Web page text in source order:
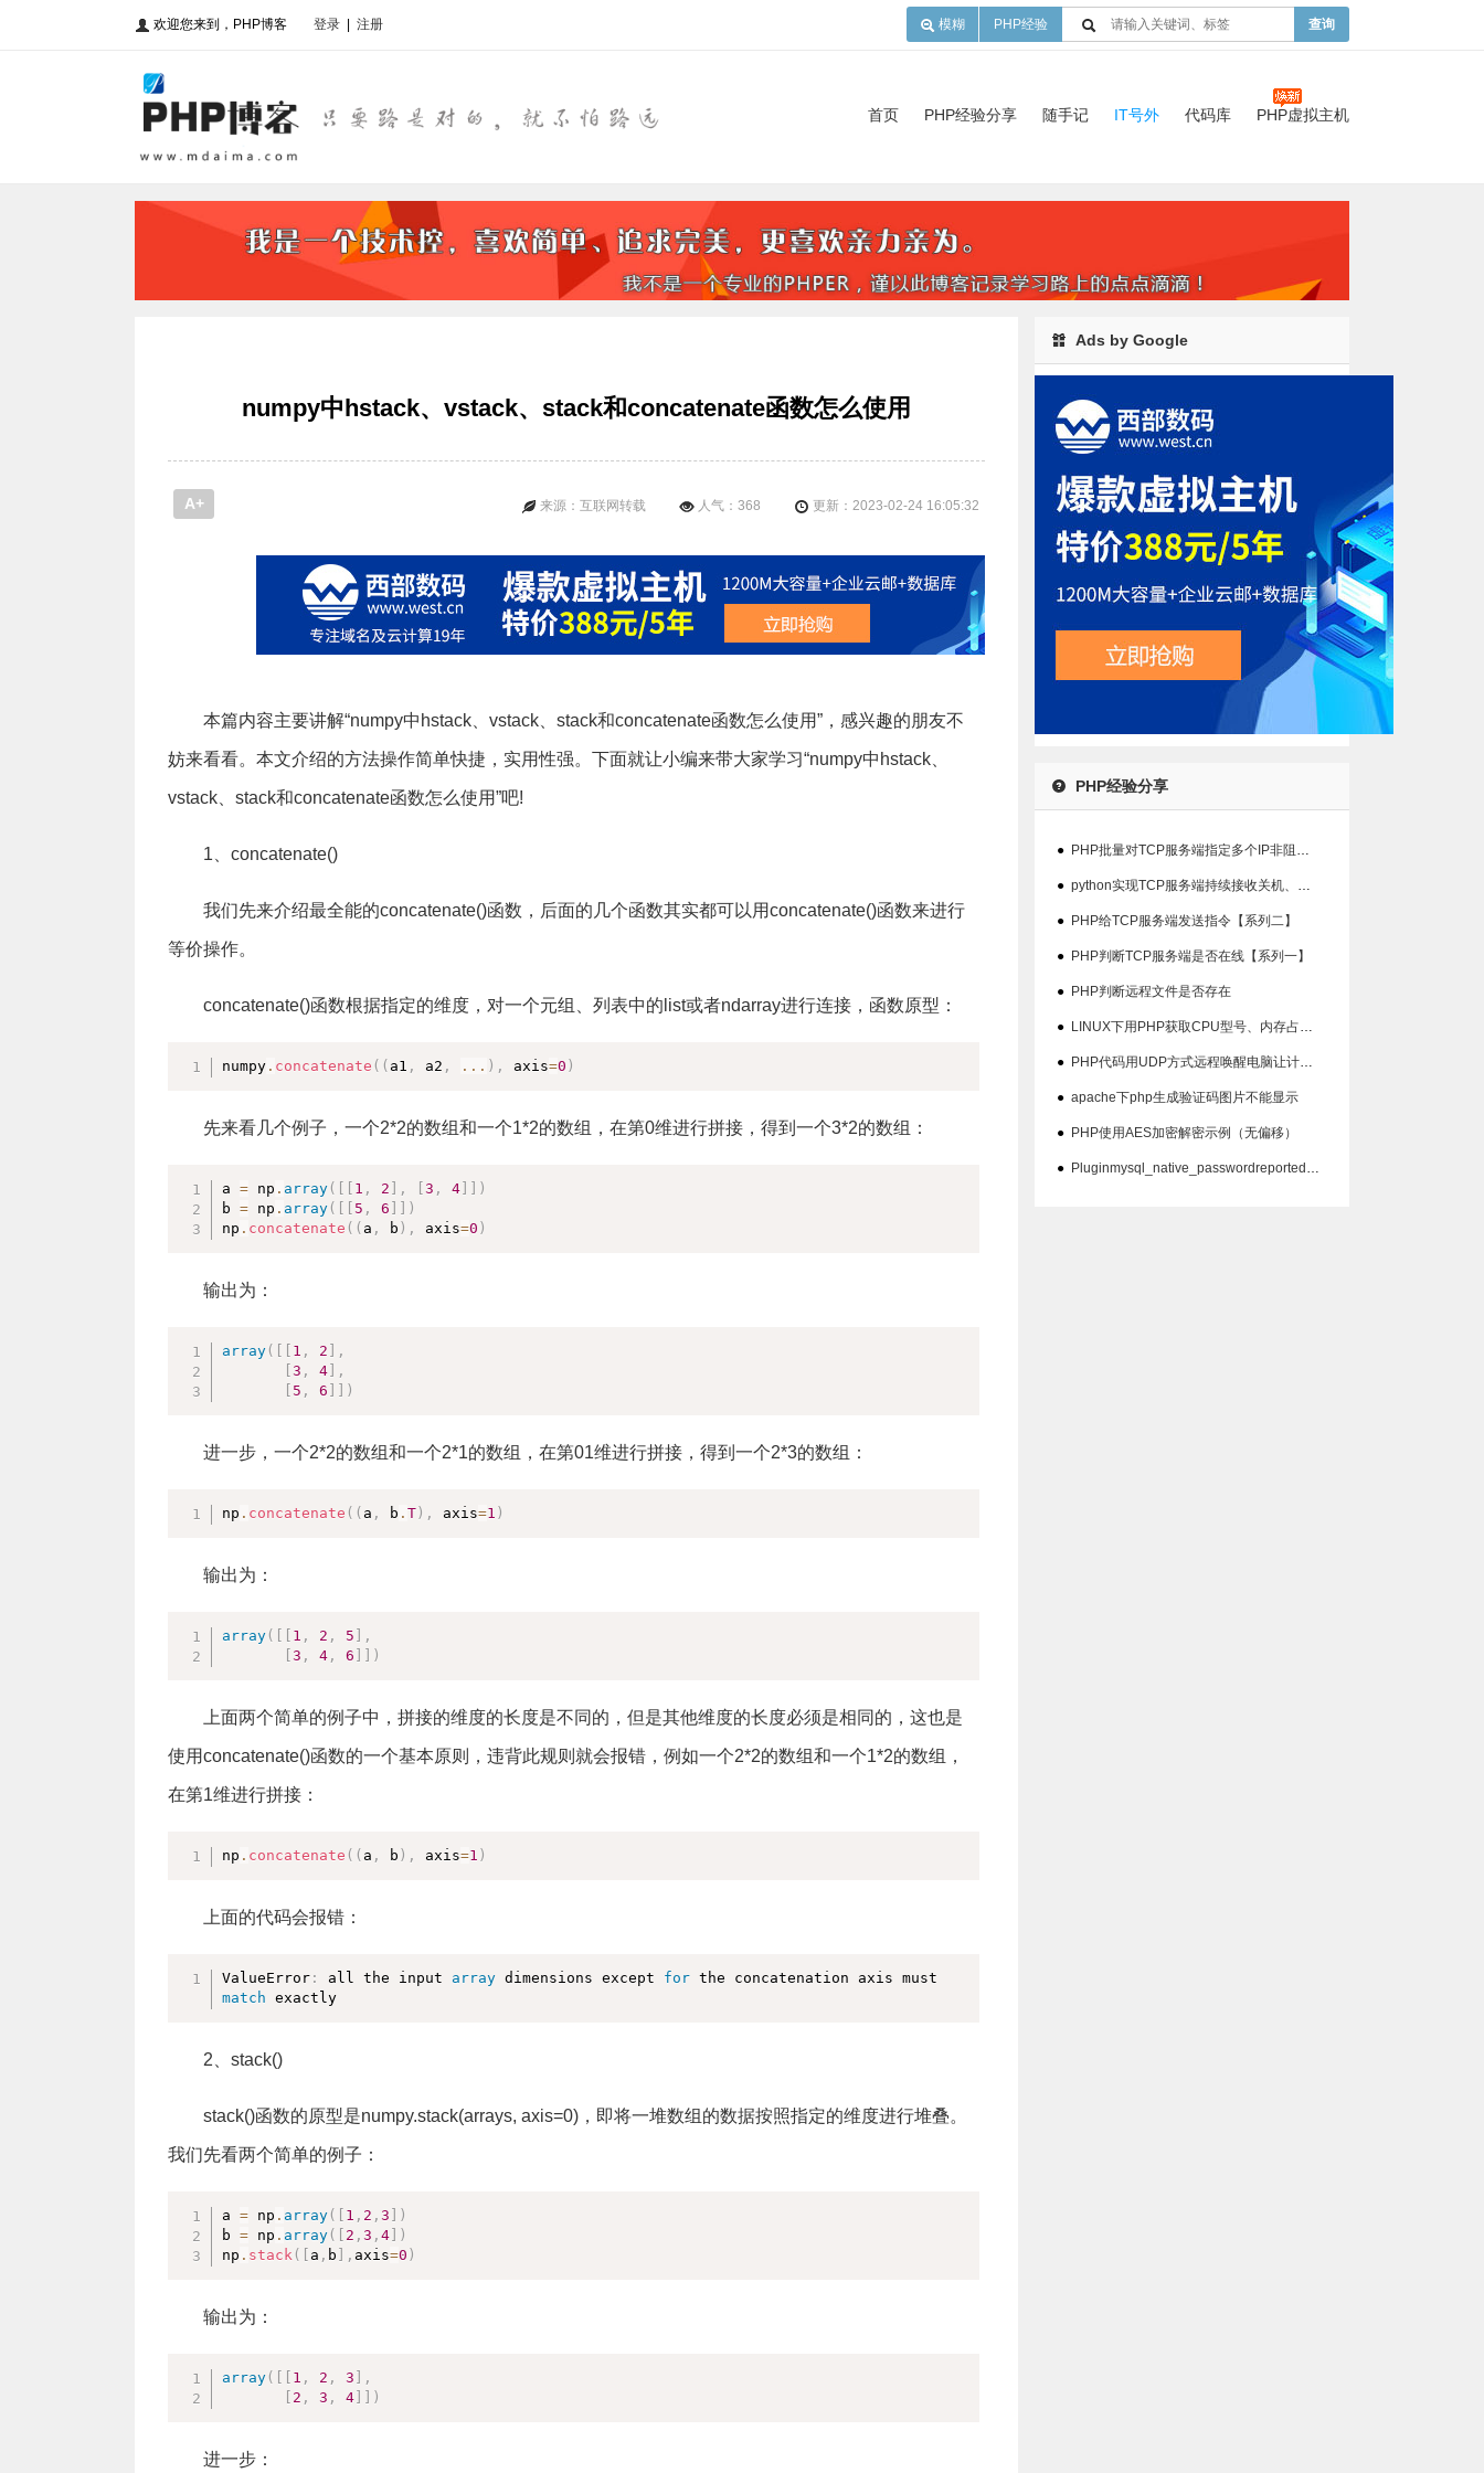
欢迎您来到，PHP博客 登录 注册 模糊 PHP经验 查询
首页 PHP经验分享 随手记 IT号外 代码库 PHP虚拟主机
numpy中hstack、vstack、stack和concatenate函数怎么使用
更新：2023-02-24 16:05:32
人气：368
来源：互联网转载
A+
本篇内容主要讲解“numpy中hstack、vstack、stack和concatenate函数怎么使用”，感兴趣的朋友不
妨来看看。本文介绍的方法操作简单快捷，实用性强。下面就让小编来带大家学习“numpy中hstack、
vstack、stack和concatenate函数怎么使用”吧!
1、concatenate()
我们先来介绍最全能的concatenate()函数，后面的几个函数其实都可以用concatenate()函数来进行
等价操作。
concatenate()函数根据指定的维度，对一个元组、列表中的list或者ndarray进行连接，函数原型：
numpy . concatenate ( ( a1 , a2 , ... ) , axis=0 )
先来看几个例子，一个2*2的数组和一个1*2的数组，在第0维进行拼接，得到一个3*2的数组：
a = np . array( 1 , 2 , [3 , 4
)
b = np . array( 5 , 6
)
np . concatenate ( ( a , b ) , axis=0 )
输出为：
array( 1 , 2
,
[3 , 4
,
5 , 6 )
进一步，一个2*2的数组和一个2*1的数组，在第01维进行拼接，得到一个2*3的数组：
np . concatenate ( ( a , b .T ) , axis=1 )
输出为：
array( 1 , 2 , 5
,
[3 , 4 , 6 )
上面两个简单的例子中，拼接的维度的长度是不同的，但是其他维度的长度必须是相同的，这也是
使用concatenate()函数的一个基本原则，违背此规则就会报错，例如一个2*2的数组和一个1*2的数组，
在第1维进行拼接：
np . concatenate ( ( a , b ) , axis=1 )
上面的代码会报错：
ValueError : all the input array dimensions except for
match exactly
2、stack()
stack()函数的原型是numpy.stack(arrays, axis=0)，即将一堆数组的数据按照指定的维度进行堆叠。
我们先看两个简单的例子：
a = np . array( 1 , 2 ,3
)
b = np . array( 2 ,3 ,4
)
np . stack( a , b , axis=0 )
输出为：
array( 1 , 2 , 3
,
2 , 3 , 4 )
进一步：
Ads by Google
PHP经验分享
● PHP批量对TCP服务端指定多个IP非阻塞检查在线状态
● python实现TCP服务端持续接收关机、重启指令并输出结果【系列三】
● PHP给TCP服务端发送指令【系列二】
● PHP判断TCP服务端是否在线【系列一】
● PHP判断远程文件是否存在
● LINUX下用PHP获取CPU型号、内存占用、硬盘占用等信息代码
● PHP代码用UDP方式远程唤醒电脑让计算机开机
● apache下php生成验证码图片不能显示
● PHP使用AES加密解密示例（无偏移）
● Pluginmysql_native_passwordreported:''mysql_native_password'isdeprecate问题